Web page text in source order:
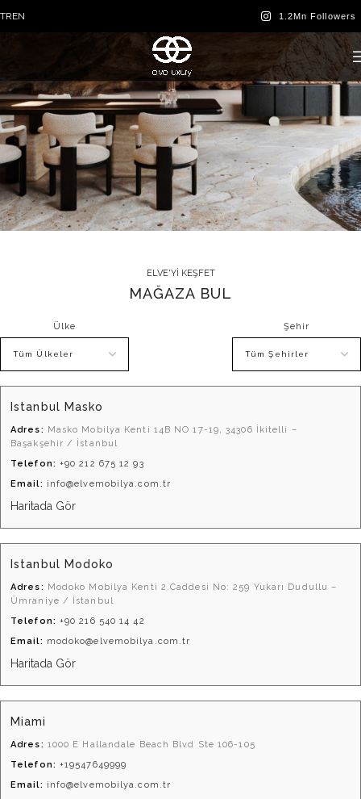
TREN
ELVE'YI KEŞFET
MAĞAZA BUL
Ülke Şehir
Istanbul Masko
Adres: Masko Mobilya Kenti 14B NO 17-19, 34306 İkitelli –
Başakşehir / İstanbul
Telefon: +90 212 675 12 93
Email: info@elvemobilya.com.tr
Haritada Gör
Istanbul Modoko
Adres: Modoko Mobilya Kenti 2.Caddesi No: 259 Yukarı Dudullu –
Ümraniye / İstanbul
Telefon: +90 216 540 14 42
Email: modoko@elvemobilya.com.tr
Haritada Gör
Miami
Adres: 1000 E Hallandale Beach Blvd Ste 106-105
Telefon: +19547649999
Email: info@elvemobilya.com.tr